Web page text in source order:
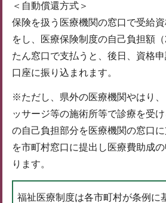
＜自動償還方式＞
保険を扱う医療機関の窓口で受給
をし、医療保険制度の自己負担額
たん窓口で支払うと、後日、資格
口座に振り込まれます。
※ただし、県外の医療機関やはり
ッサージ等の施術所等で診療を受
の自己負担部分を医療機関の窓口
を市町村窓口に提出し医療費助成
ります。
福祉医療制度は各市町村が条例に